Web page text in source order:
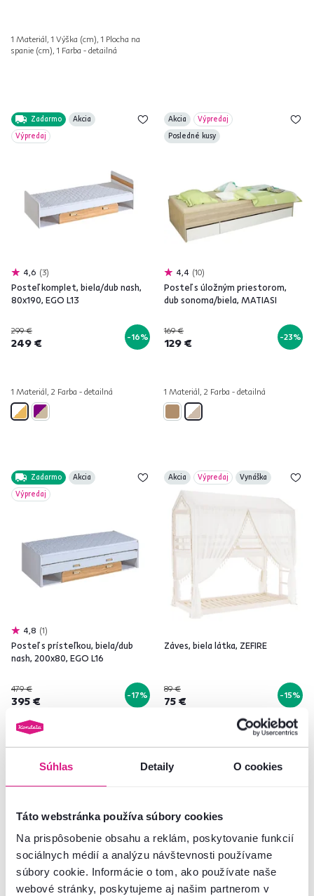
Súhlas Detaily O cookies
Táto webstránka používa súbory cookies
Na prispôsobenie obsahu a reklám, poskytovanie funkcií
sociálnych médií a analýzu návštevnosti používame
súbory cookie. Informácie o tom, ako používate naše
webové stránky, poskytujeme aj našim partnerom v
1 Materiál, 1 Výška (cm), 1 Plocha na
spanie (cm), 1 Farba - detailná
Zadarmo
Akcia
Výpredaj
4,6 3
Posteľ komplet, biela/dub nash,
80x190, EGO L13
299 €
249 € -16%
1 Materiál, 2 Farba - detailná
Akcia
Výpredaj
Posledné kusy
4,4 10
Posteľ s úložným priestorom,
dub sonoma/biela, MATIASI
169 €
129 € -23%
1 Materiál, 2 Farba - detailná
Zadarmo
Akcia
Výpredaj
4,8 1
Posteľ s prísteľkou, biela/dub
nash, 200x80, EGO L16
479 €
395 € -17%
1 Materiál, 2 Farba - detailná
Akcia Výpredaj Vynáška
Záves, biela látka, ZEFIRE
89 €
75 € -15%
Zadarmo